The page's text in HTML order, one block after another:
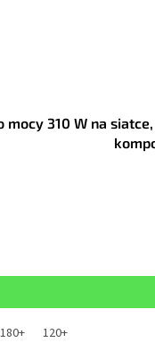
310 W na
180+ 120+